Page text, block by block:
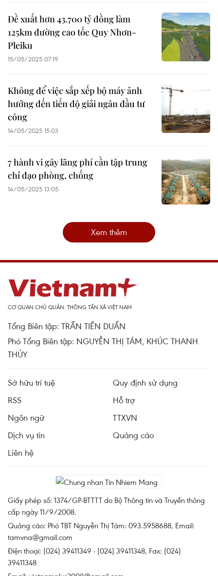
Đề xuất hơn 43.700 tỷ đồng làm
125km đường cao tốc Quy Nhơn-
Pleiku
15/05/2025 07:19
Không để việc sắp xếp bộ máy ảnh
hưởng đến tiến độ giải ngân đầu tư
công
14/05/2025 15:03
7 hành vi gây lãng phí cần tập trung
chỉ đạo phòng, chống
14/05/2025 13:05
Xem thêm
CƠ QUAN CHỦ QUẢN: THÔNG TẤN XÃ VIỆT NAM
Tổng Biên tập: TRẦN TIẾN DUẨN
Phó Tổng Biên tập: NGUYỄN THỊ TÁM, KHÚC THANH
THỦY
Sở hữu trí tuệ
Quy định sử dụng
RSS
Hỗ trợ
Ngôn ngữ
TTXVN
Dịch vụ tin
Quảng cáo
Liên hệ
Giấy phép số: 1374/GP-BTTTT do Bộ Thông tin và Truyền thông
cấp ngày 11/9/2008.
Quảng cáo: Phó TBT Nguyễn Thị Tám: 093.5958688, Email:
tamvna@gmail.com
Điện thoại: (024) 39411349 - (024) 39411348, Fax: (024)
39411348